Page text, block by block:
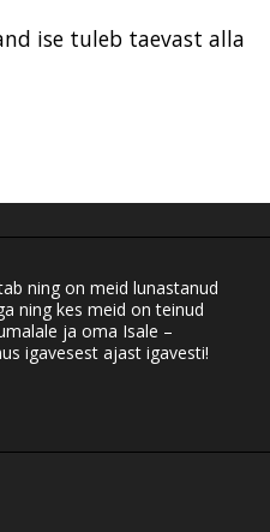
ise tuleb taevast alla
ning on meid lunastanud
ning kes meid on teinud
ja oma Isale –
igavesest ajast igavesti!